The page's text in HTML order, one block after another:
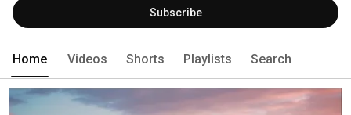
coinvolge giovani “social media moderators” che intervengono
attivamente postando testi, video e immagini delle esperienze che vivono
Subscribe
Home Videos Shorts Playlists Search